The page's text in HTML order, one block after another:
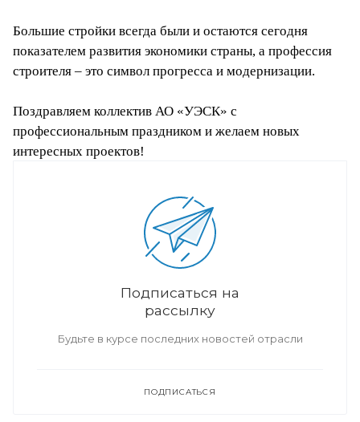
Большие стройки всегда были и остаются сегодня
показателем развития экономики страны, а профессия
строителя – это символ прогресса и модернизации.
Поздравляем коллектив АО «УЭСК» с
профессиональным праздником и желаем новых
интересных проектов!
Подписаться на
рассылку
Будьте в курсе последних новостей отрасли
ПОДПИСАТЬСЯ